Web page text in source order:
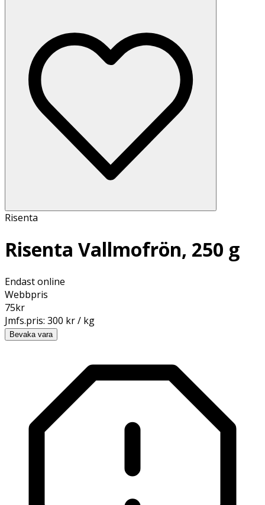
Risenta
Risenta Vallmofrön, 250 g
Endast online
Webbpris
75kr
Jmfs.pris: 300 kr / kg
Bevaka vara